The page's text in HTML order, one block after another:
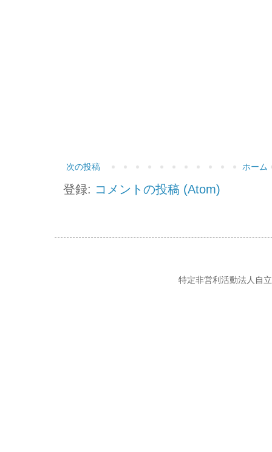
次の投稿 ホーム
登録: コメントの投稿 (Atom)
特定非営利活動法人自